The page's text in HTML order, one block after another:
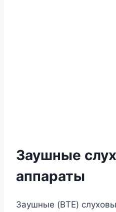
Заушные
аппараты
Заушные (BTE)